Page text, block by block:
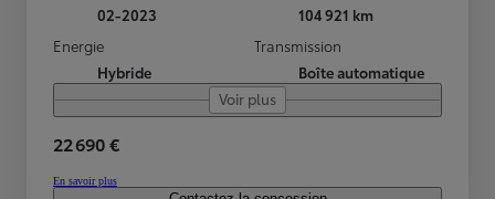
02-2023
104 921 km
Energie
Hybride
Transmission
Boîte automatique
Voir plus
22 690 €
En savoir plus